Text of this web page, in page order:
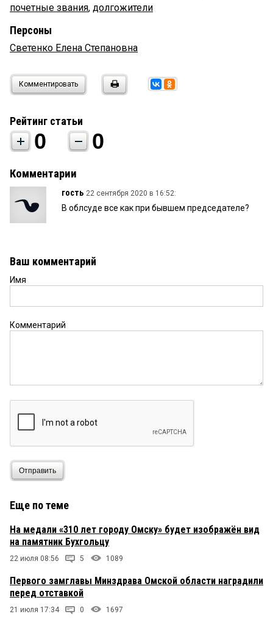
почетные звания, долгожители
Персоны
Светенко Елена Степановна
Комментировать
Рейтинг статьи
0 0
Комментарии
гость 22 сентября 2020 в 16:52:
В облсуде все как при бывшем председателе?
Ваш комментарий
Имя
Комментарий
Отправить
Еще по теме
На медали «310 лет городу Омску» будет изображён вид
на памятник Бухгольцу
22 июля 08:56 5 1089
Первого замглавы Минздрава Омской области наградили
перед отставкой
21 июля 17:34 0 1697